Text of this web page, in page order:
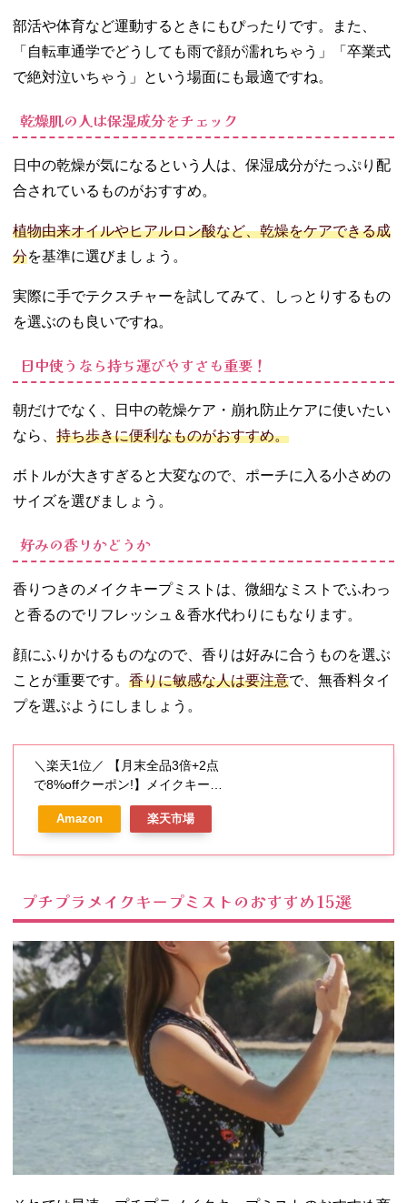
− メイクキ
ープミスト
は？
ープミスト
にクレンジ
ングが必
08. おすすめのプ
チプラメイクキ
に入れてヨレを
防ごう♡
部活や体育など運動するときにもぴったりです。また、
「自転車通学でどうしても雨で顔が濡れちゃう」「卒業式
で絶対泣いちゃう」という場面にも最適ですね。
乾燥肌の人は保湿成分をチェック
日中の乾燥が気になるという人は、保湿成分がたっぷり配
合されているものがおすすめ。
植物由来オイルやヒアルロン酸など、乾燥をケアできる成
分を基準に選びましょう。
実際に手でテクスチャーを試してみて、しっとりするもの
を選ぶのも良いですね。
日中使うなら持ち運びやすさも重要！
朝だけでなく、日中の乾燥ケア・崩れ防止ケアに使いたい
なら、 持ち歩きに便利なものがおすすめ。
ボトルが大きすぎると大変なので、ポーチに入る小さめの
サイズを選びましょう。
好みの香りかどうか
香りつきのメイクキープミストは、微細なミストでふわっ
と香るのでリフレッシュ＆香水代わりにもなります。
顔にふりかけるものなので、香りは好みに合うものを選ぶ
ことが重要です。 香りに敏感な人は要注意で、無香料タイ
プを選ぶようにしましょう。
＼楽天1位／ 【月末全品3倍+2点
で8%offクーポン!】メイクキープ
ミスト フィックスミスト マスク
メイク崩れ防止 スプレー フィニ
メイクキープミスト 50ml 1本】
Amazon 楽天市場
プチプラメイクキープミストのおすすめ15選